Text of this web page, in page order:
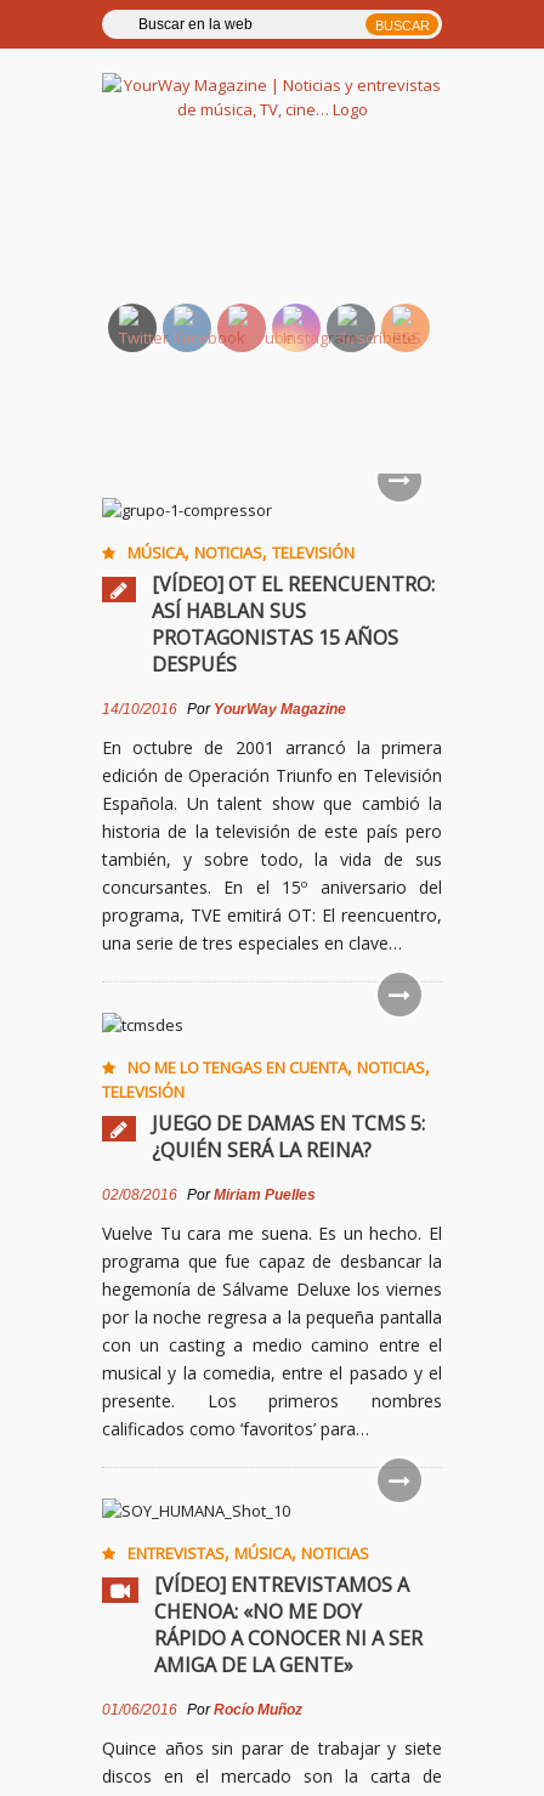
MÚSICA, NOTICIAS, TELEVISIÓN
[VÍDEO] OT EL REENCUENTRO:
ASÍ HABLAN SUS
PROTAGONISTAS 15 AÑOS
DESPUÉS
14/10/2016 Por YourWay Magazine
En octubre de 2001 arrancó la primera
edición de Operación Triunfo en Televisión
Española. Un talent show que cambió la
historia de la televisión de este país pero
también, y sobre todo, la vida de sus
concursantes. En el 15º aniversario del
programa, TVE emitirá OT: El reencuentro,
una serie de tres especiales en clave…
NO ME LO TENGAS EN CUENTA, NOTICIAS,
TELEVISIÓN
JUEGO DE DAMAS EN TCMS 5:
¿QUIÉN SERÁ LA REINA?
02/08/2016 PorMiriam Puelles
Vuelve Tu cara me suena. Es un hecho. El
programa que fue capaz de desbancar la
hegemonía de Sálvame Deluxe los viernes
por la noche regresa a la pequeña pantalla
con un casting a medio camino entre el
musical y la comedia, entre el pasado y el
presente. Los primeros nombres
calificados como ‘favoritos’ para…
ENTREVISTAS, MÚSICA, NOTICIAS
[VÍDEO] ENTREVISTAMOS A
CHENOA: «NO ME DOY
RÁPIDO A CONOCER NI A SER
AMIGA DE LA GENTE»
01/06/2016 PorRocío Muñoz
Quince años sin parar de trabajar y siete
discos en el mercado son la carta de